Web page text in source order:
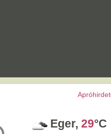
Apróhirdetés | Programok
2026. augusztus 8, szombat,László